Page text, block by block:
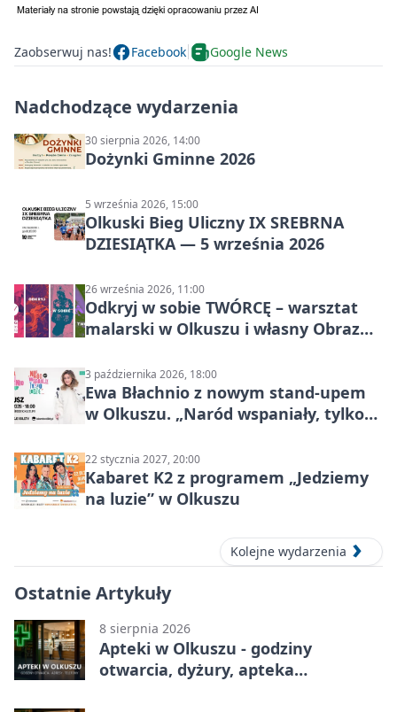
Zaobserwuj nas! Facebook Google News
Nadchodzące wydarzenia
30 sierpnia 2026, 14:00
Dożynki Gminne 2026
5 września 2026, 15:00
Olkuski Bieg Uliczny IX SREBRNA
DZIESIĄTKA — 5 września 2026
26 września 2026, 11:00
Odkryj w sobie TWÓRCĘ – warsztat
malarski w Olkuszu i własny Obraz
3 października 2026, 18:00
Ewa Błachnio z nowym stand-upem
w Olkuszu. „Naród wspaniały, tylko
22 stycznia 2027, 20:00
Kabaret K2 z programem „Jedziemy
na luzie” w Olkuszu
Kolejne wydarzenia
Ostatnie Artykuły
8 sierpnia 2026
Apteki w Olkuszu - godziny
otwarcia, dyżury, apteka